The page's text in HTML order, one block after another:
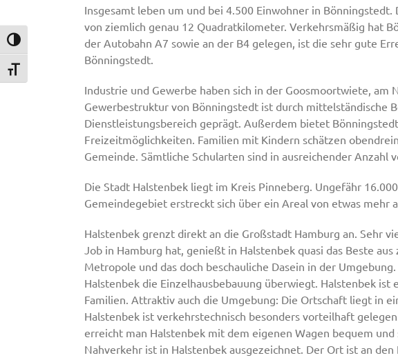
Umschalten auf hohe Kontraste
Schrift vergrößern
Insgesamt leben um und bei 4.500 Einwohner in
von ziemlich genau 12 Quadratkilometer. Verkehrsmäßig hat
der Autobahn A7 sowie an der B4 gelegen, ist die sehr gute
Bönningstedt.
Industrie und Gewerbe haben sich in der Goosmoortwiete, am
Gewerbestruktur von Bönningstedt ist durch mittelständische
Dienstleistungsbereich geprägt. Außerdem bietet
Freizeitmöglichkeiten. Familien mit Kindern schätzen
Gemeinde. Sämtliche Schularten sind in ausreichender Anzahl
Die Stadt Halstenbek liegt im Kreis Pinneberg. Ungefähr
Gemeindegebiet erstreckt sich über ein Areal von etwas mehr
Halstenbek grenzt direkt an die Großstadt Hamburg an. Sehr
Job in Hamburg hat, genießt in Halstenbek quasi das Beste
Metropole und das doch beschauliche Dasein in der
Halstenbek die Einzelhausbebauung überwiegt. Halstenbek
Familien. Attraktiv auch die Umgebung: Die Ortschaft liegt in
Halstenbek ist verkehrstechnisch besonders vorteilhaft
erreicht man Halstenbek mit dem eigenen Wagen bequem
Nahverkehr ist in Halstenbek ausgezeichnet. Der Ort ist an